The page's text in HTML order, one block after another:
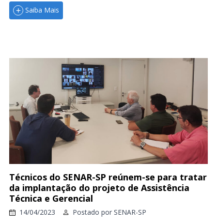
Saiba Mais
Técnicos do SENAR-SP reúnem-se para tratar
da implantação do projeto de Assistência
Técnica e Gerencial
14/04/2023 Postado por SENAR-SP